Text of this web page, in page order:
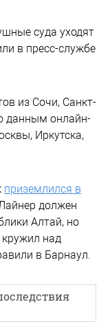
суда уходят
в пресс-службе
из Сочи, Санкт-
данным онлайн-
Иркутска,
приземлился в
должен
Алтай, но
кружил над
в Барнаул.